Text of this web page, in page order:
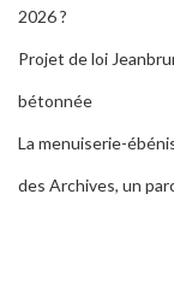
2026 ?
Projet de loi
bétonnée
La menuiserie-
des Archives, un